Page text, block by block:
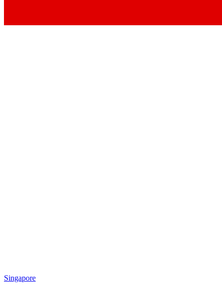
Singapore